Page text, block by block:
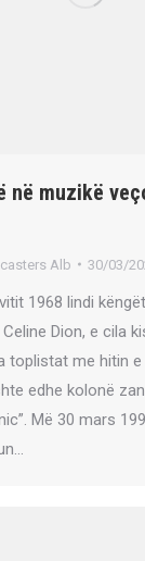
në muzikë
Alb 30/03/
1968 lindi
Dion, e cila
toplistat me hitin e
edhe kolonë
Më 30 mars